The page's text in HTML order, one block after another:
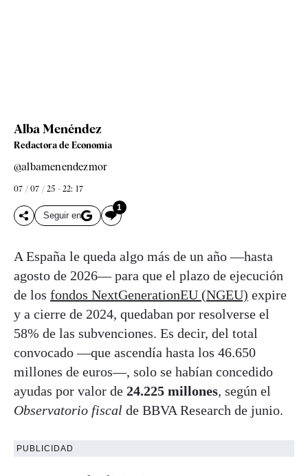
Alba Menéndez
Redactora de Economía
@albamenendezmor
07 / 07 / 25 - 22: 17
Seguir en
1
A España le queda algo más de un año —hasta
agosto de 2026— para que el plazo de ejecución
de los fondos NextGenerationEU (NGEU) expire
y a cierre de 2024, quedaban por resolverse el
58% de las subvenciones. Es decir, del total
convocado —que ascendía hasta los 46.650
millones de euros—, solo se habían concedido
ayudas por valor de 24.225 millones, según el
Observatorio fiscal de BBVA Research de junio.
PUBLICIDAD